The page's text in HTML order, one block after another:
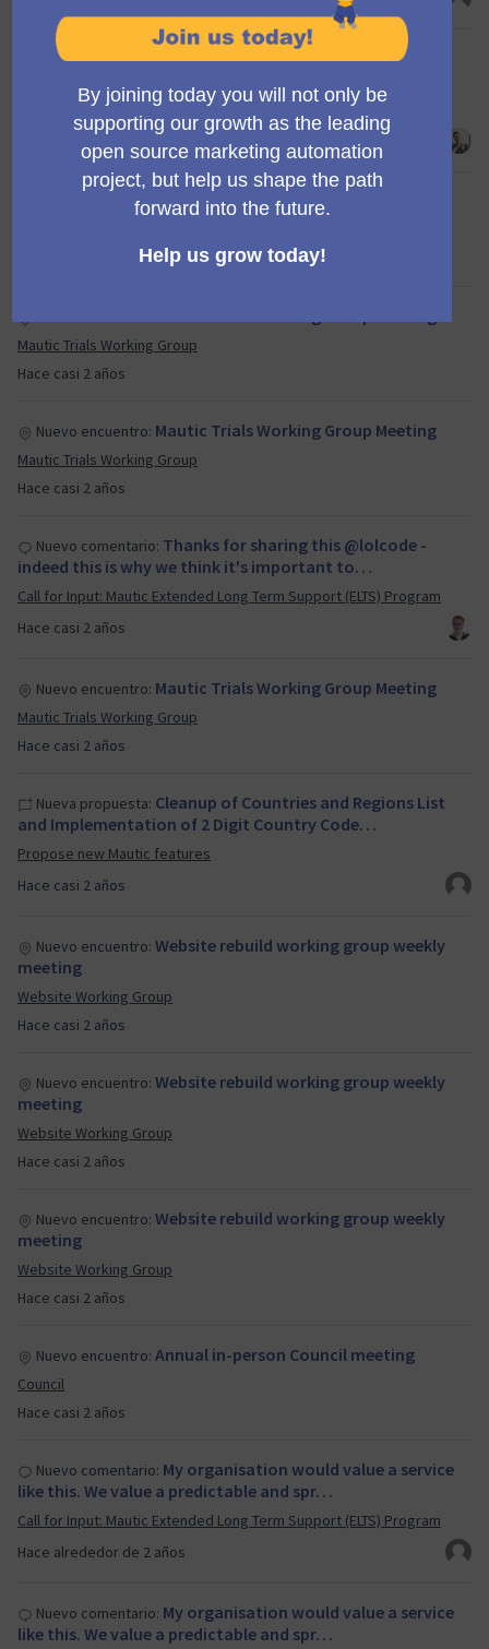
Hace casi 2 años
Nueva propuesta:Proposing Mike Van Hemelrijck for
2024 Leadership Team Elections
Nuevo encuentro: Mautic Trials Working Group Meeting
Hace casi 2 años
Mautic Trials Working Group
Hace casi 2 años
Nuevo encuentro: Mautic Trials Working Group Meeting
Mautic Trials Working Group
Hace casi 2 años
Nuevo comentario: Thanks for sharing this @lolcode -
indeed this is why we think it's important to…
Call for Input: Mautic Extended Long Term Support (ELTS) Program
Hace casi 2 años
Nuevo encuentro: Mautic Trials Working Group Meeting
Mautic Trials Working Group
Hace casi 2 años
Nueva propuesta: Cleanup of Countries and Regions List
and Implementation of 2 Digit Country Code…
Propose new Mautic features
Hace casi 2 años
Nuevo encuentro: Website rebuild working group weekly
meeting
Website Working Group
Hace casi 2 años
Nuevo encuentro: Website rebuild working group weekly
meeting
Website Working Group
Hace casi 2 años
Nuevo encuentro: Website rebuild working group weekly
meeting
Website Working Group
Hace casi 2 años
Nuevo encuentro: Annual in-person Council meeting
Council
Hace alrededor de 2 años
Nuevo comentario: My organisation would value a service
like this. We value a predictable and spr…
Call for Input: Mautic Extended Long Term Support (ELTS) Program
Nuevo comentario: My organisation would value a service
like this. We value a predictable and spr…